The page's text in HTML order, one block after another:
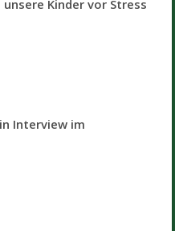
Kinder vor Stress
Interview im